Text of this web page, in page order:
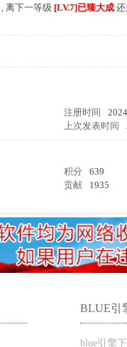
, 离下一等级 [LV.7]已臻大成
注册时间
上次发表时间
积分 639
贡献 1935
BLUE引
blue引擎